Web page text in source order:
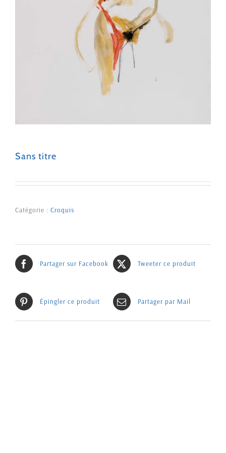
Sans titre
Catégorie : Croquis
Partager sur Facebook Tweeter ce produit
Épingler ce produit Partager par Mail